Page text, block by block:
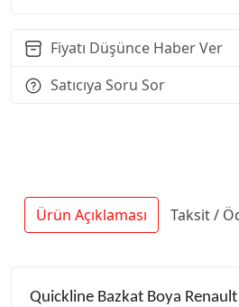
Fiyatı Düşünce Haber Ver
Satıcıya Soru Sor
Ürün Açıklaması Taksit /
Quickline Bazkat Boya